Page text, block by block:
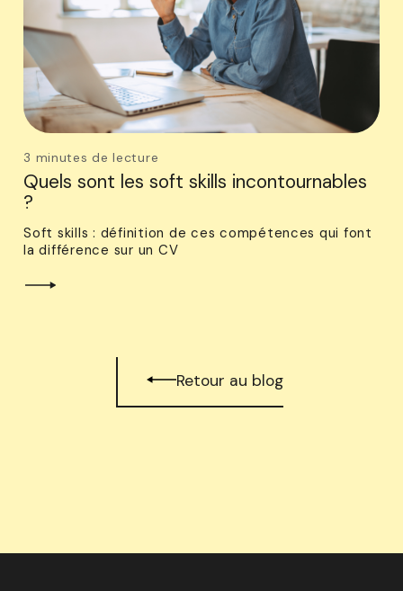
3 minutes de lecture
Quels sont les soft skills incontournables
?
Soft skills : définition de ces compétences qui font
la différence sur un CV
Retour au blog